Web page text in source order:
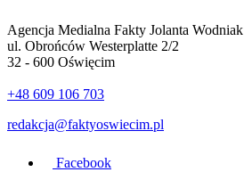
Agencja Medialna Fakty Jolanta Wodniak
ul. Obrońców Westerplatte 2/2
32 - 600 Oświęcim
+48 609 106 703
redakcja@faktyoswiecim.pl
Facebook